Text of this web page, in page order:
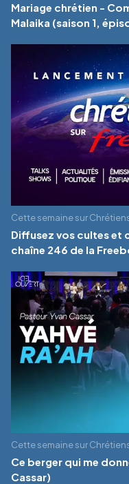
Mariage chrétien -
Malaika (saison 1,
Cette semaine sur
Diffusez vos cultes et
chaîne 246 de la
Cette semaine sur
Ce berger qui me
Cassar)